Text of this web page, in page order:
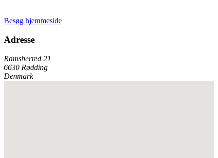
Besøg hjemmeside
Adresse
Ramsherred 21
6630 Rødding
Denmark